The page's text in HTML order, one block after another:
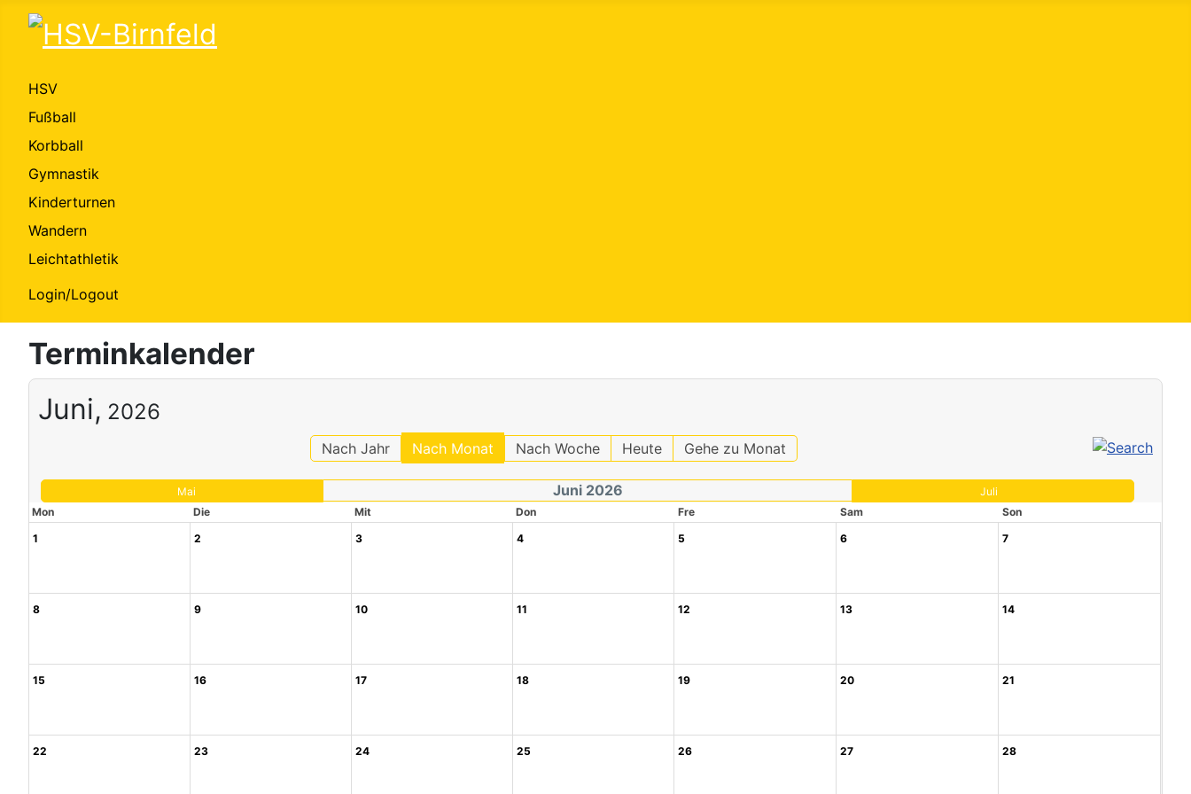
HSV
Fußball
Korbball
Gymnastik
Kinderturnen
Wandern
Leichtathletik
Login/Logout
Terminkalender
Juni, 2026
Nach Jahr Nach Monat Nach Woche Heute Gehe zu Monat
Mai Juni 2026
Juli
Mon
Die Mit Don Fre Sam
Son
1
2 3 4 5 6 7
8 9 10 11 12 13 14
15 16 17 18 19 20 21
22 23 24 25 26 27 28